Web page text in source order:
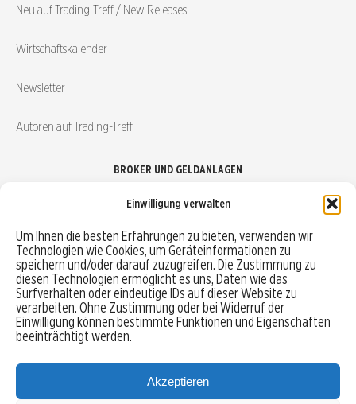
Einwilligung verwalten
Um Ihnen die besten Erfahrungen zu bieten, verwenden wir
Technologien wie Cookies, um Geräteinformationen zu
speichern und/oder darauf zuzugreifen. Die Zustimmung zu
diesen Technologien ermöglicht es uns, Daten wie das
Surfverhalten oder eindeutige IDs auf dieser Website zu
verarbeiten. Ohne Zustimmung oder bei Widerruf der
Einwilligung können bestimmte Funktionen und Eigenschaften
beeinträchtigt werden.
Akzeptieren
Neu auf Trading-Treff / New Releases
Wirtschaftskalender
Newsletter
Autoren auf Trading-Treff
BROKER UND GELDANLAGEN
Robo-Advisor vergleichen
Depotvergleich
Festgeld vergleichen
Tagesgeld vergleichen